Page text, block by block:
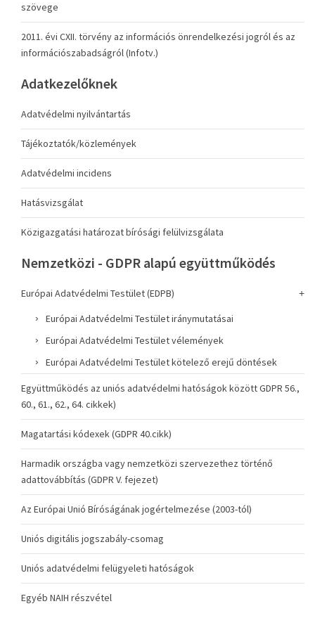
szövege
2011. évi CXII. törvény az információs önrendelkezési jogról és az
információszabadságról (Infotv.)
Adatkezelőknek
Adatvédelmi nyilvántartás
Tájékoztatók/közlemények
Adatvédelmi incidens
Hatásvizsgálat
Közigazgatási határozat bírósági felülvizsgálata
Nemzetközi - GDPR alapú együttműködés
Európai Adatvédelmi Testület (EDPB)
Európai Adatvédelmi Testület iránymutatásai
Európai Adatvédelmi Testület vélemények
Európai Adatvédelmi Testület kötelező erejű döntések
Együttműködés az uniós adatvédelmi hatóságok között GDPR 56.,
60., 61., 62., 64. cikkek)
Magatartási kódexek (GDPR 40.cikk)
Harmadik országba vagy nemzetközi szervezethez történő
adattovábbítás (GDPR V. fejezet)
Az Európai Unió Bíróságának jogértelmezése (2003-tól)
Uniós digitális jogszabály-csomag
Uniós adatvédelmi felügyeleti hatóságok
Egyéb NAIH részvétel